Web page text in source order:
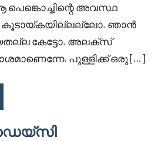
അവസ്ഥ
കൂടായ്കയില്ലല്ലോ. ഞാൻ
കേട്ടോ. അലക്സ്‌
പുള്ളിക്ക് ഒരു […]